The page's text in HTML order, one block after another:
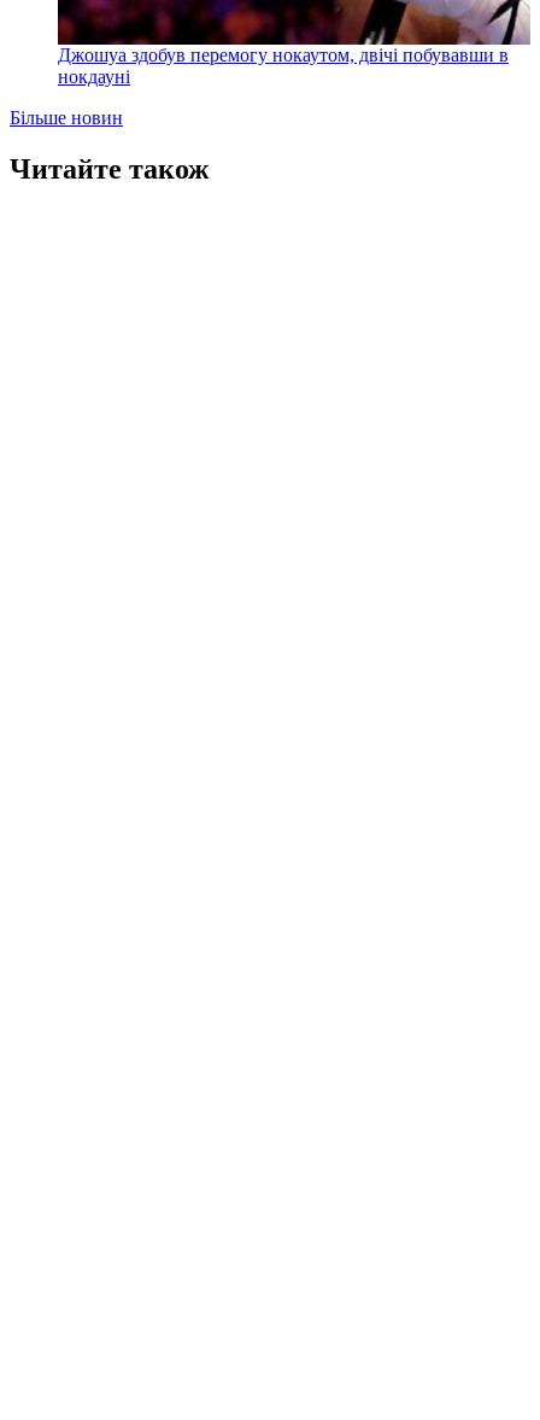
Джошуа здобув перемогу нокаутом, двічі побувавши в
нокдауні
Більше новин
Читайте також